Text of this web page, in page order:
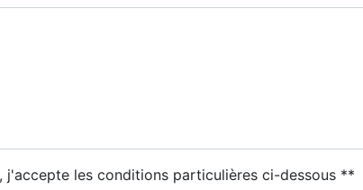
j'accepte les conditions particulières ci-dessous **